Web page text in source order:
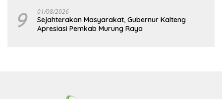
9 01/08/2026
Sejahterakan Masyarakat, Gubernur Kalteng
Apresiasi Pemkab Murung Raya